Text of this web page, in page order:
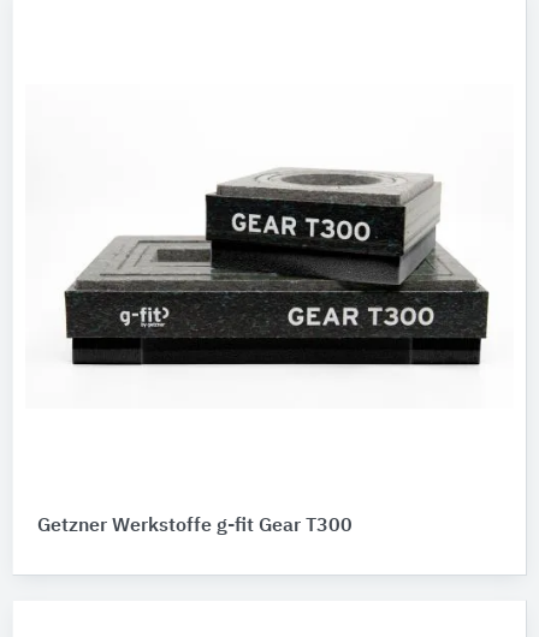
Getzner Werkstoffe g-fit Gear T300